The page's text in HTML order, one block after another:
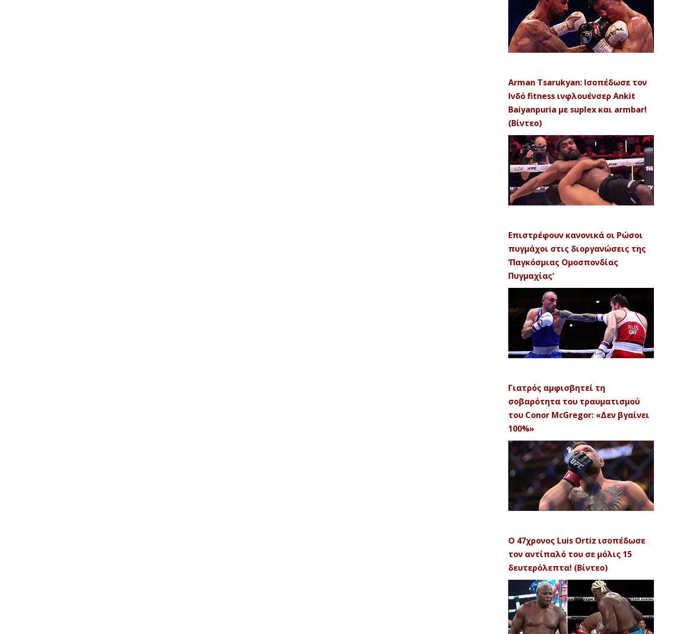
Arman Tsarukyan: Ισοπέδωσε τον
Ινδό fitness ινφλουένσερ Ankit
Baiyanpuria με suplex και armbar!
(Βίντεο)
Επιστρέφουν κανονικά οι Ρώσοι
πυγμάχοι στις διοργανώσεις της
‘Παγκόσμιας Ομοσπονδίας
Πυγμαχίας’
Γιατρός αμφισβητεί τη
σοβαρότητα του τραυματισμού
του Conor McGregor: «Δεν βγαίνει
100%»
Ο 47χρονος Luis Ortiz ισοπέδωσε
τον αντίπαλό του σε μόλις 15
δευτερόλεπτα! (Βίντεο)